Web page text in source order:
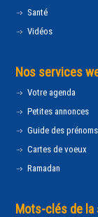
Santé
Vidéos
Nos services
Votre agenda
Petites annonces
Guide des prénoms
Cartes de voeux
Ramadan
Mots-clés de la